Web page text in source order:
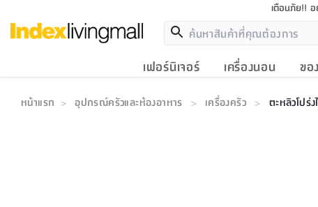
เตือนภัย!!
เฟอร์นิเจอร์ เครื่องนอน ขอ
หน้าแรก > อุปกรณ์ครัวและห้องอาหาร > เครื่องครัว > ตะหลิวโปร่